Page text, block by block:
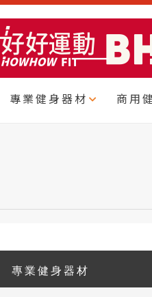
專業健身器材 商用
專業健身器材